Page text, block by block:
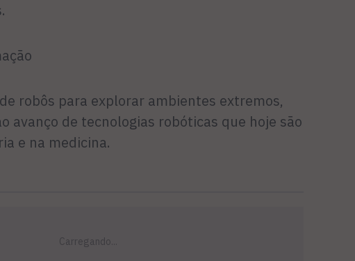
robôs para explorar ambientes extremos,
avanço de tecnologias robóticas que hoje são
e na medicina.